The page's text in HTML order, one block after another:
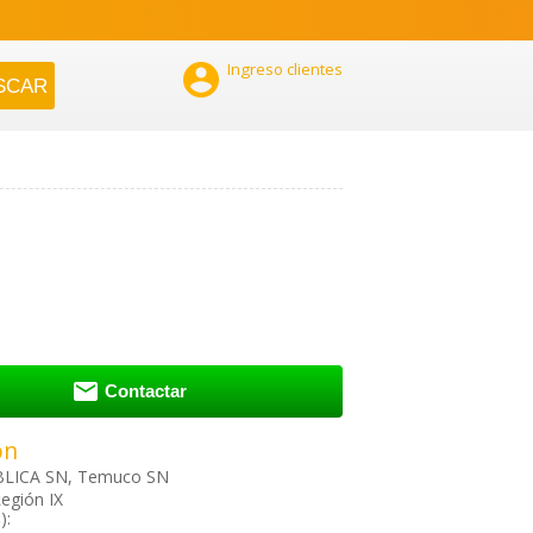
 Ingreso clientes
 Contactar
SN, Temuco SN
IX